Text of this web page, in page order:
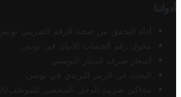
أدواتنا
أداة التحقق من صحة الرقم الضريبي تونس
محول رقم الحساب الآيبان في تونس
أسعار صرف الدينار التونسي
البحث عن الرمز البريدي في تونس
محاكي ضريبة الدخل الشخصي للموظف/